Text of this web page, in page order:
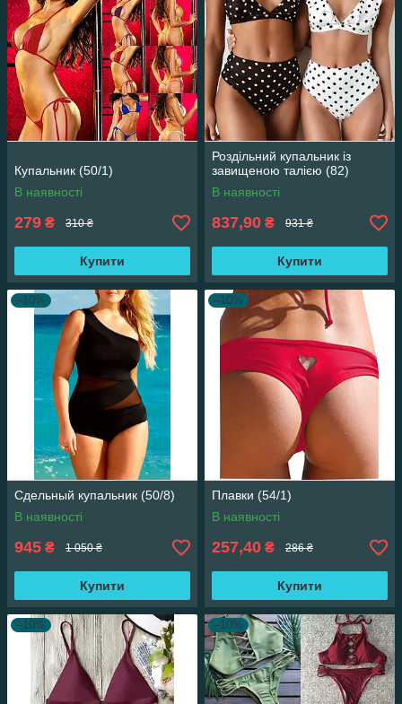
Купальник (50/1)
В наявності
279 ₴ 310 ₴
Купити
Роздільний купальник із
завищеною талією (82)
В наявності
837,90 ₴ 931 ₴
Купити
–10%
Сдельный купальник (50/8)
В наявності
945 ₴ 1 050 ₴
Купити
–10%
Плавки (54/1)
В наявності
257,40 ₴ 286 ₴
Купити
–10% –10%